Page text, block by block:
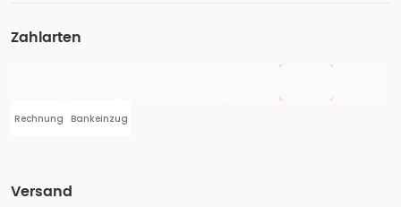
Zahlarten
Rechnung Bankeinzug
Versand